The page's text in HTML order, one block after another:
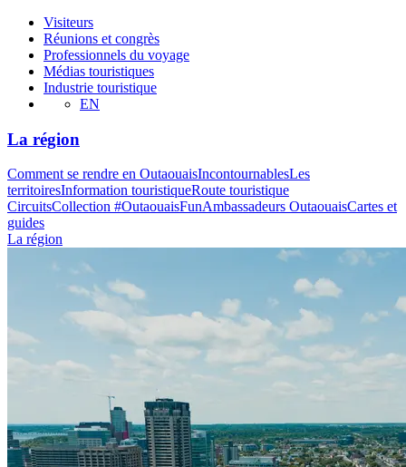
Visiteurs
Réunions et congrès
Professionnels du voyage
Médias touristiques
Industrie touristique
EN
La région
Comment se rendre en OutaouaisIncontournablesLes
territoiresInformation touristiqueRoute touristique
CircuitsCollection #OutaouaisFunAmbassadeurs OutaouaisCartes et
guides
La région